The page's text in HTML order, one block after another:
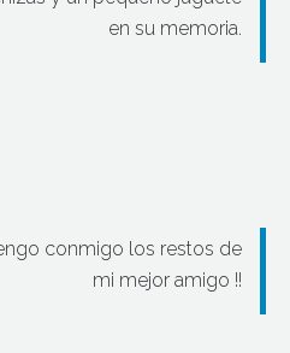
en su memoria.
conmigo los restos de
mi mejor amigo !!